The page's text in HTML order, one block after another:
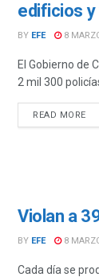
edificios y
BY EFE 8
El Gobierno de
2 mil 300
READ MORE
Violan a
BY EFE 8
Cada día se